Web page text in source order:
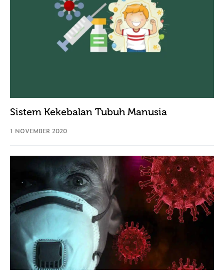
Sistem Kekebalan Tubuh Manusia
1 NOVEMBER 2020